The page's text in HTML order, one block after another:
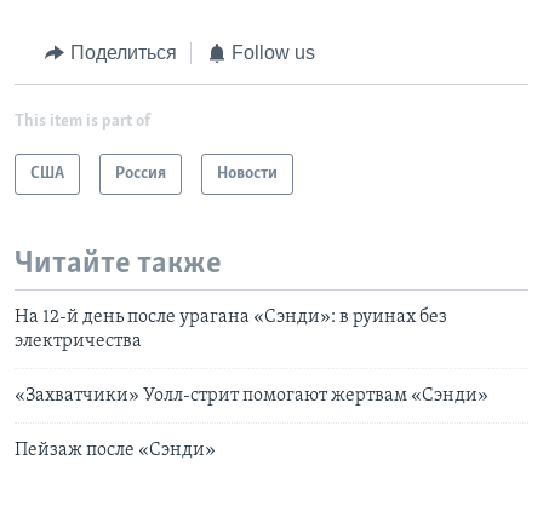
Поделиться Follow us
This item is part of
США Россия Новости
Читайте также
На 12-й день после урагана «Сэнди»: в руинах без
электричества
«Захватчики» Уолл-стрит помогают жертвам «Сэнди»
Пейзаж после «Сэнди»